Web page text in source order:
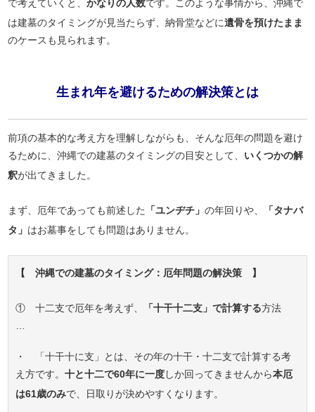
で考えていくと、かなりの人数です。このような事情から、沖縄で
は建墓のタイミングが見当たらず、納骨堂などに遺骨を預けたまま
のケースも見られます。
生まれ年を避けるための解決策とは
前項の基本的な考え方を理解しながらも、そんな厄年の問題を避け
るために、沖縄での建墓のタイミングの目安として、 いくつかの解
釈が出てきました。
まず、厄年であっても前述した 「ユンヂチ」の年回りや、
「タナバ
タ」 はお墓事をしても問題はありません。
【 沖縄での建墓のタイミング：厄年問題の解決策 】
① 十二支で厄年を考えず、 「十干十二支」で計算する方法
・ 「十干十に支」とは、その年の十干・十二支で計算する考
え方です。十と十二で60年に一度しか回ってきませんから本厄
は61歳のみで、日取りが決めやすくなります。